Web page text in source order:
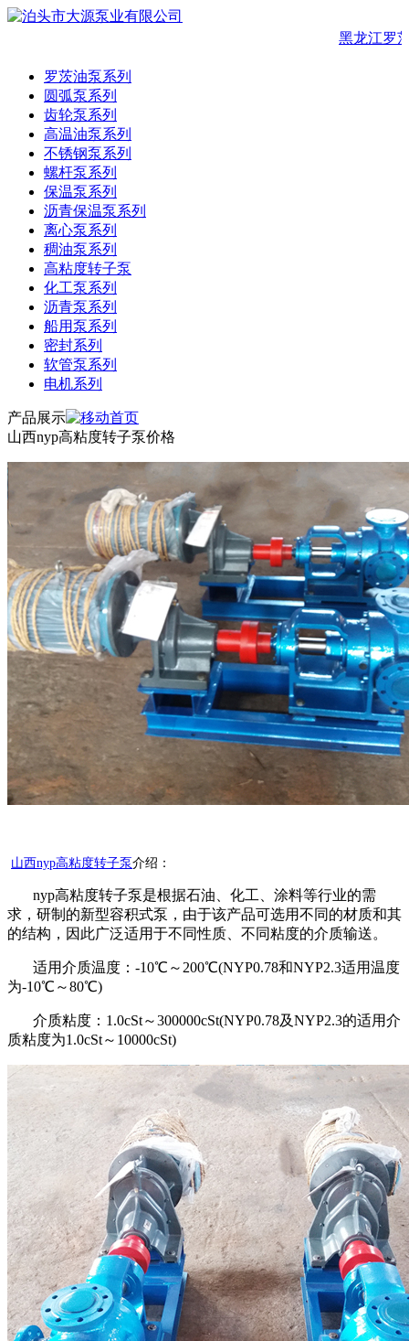
黑龙江罗
罗茨油泵系列
圆弧泵系列
齿轮泵系列
高温油泵系列
不锈钢泵系列
螺杆泵系列
保温泵系列
沥青保温泵系列
离心泵系列
稠油泵系列
高粘度转子泵
化工泵系列
沥青泵系列
船用泵系列
密封系列
软管泵系列
电机系列
产品展示
山西nyp高粘度转子泵价格
山西nyp高粘度转子泵介绍：
nyp高粘度转子泵是根据石油、化工、涂料等行业的需
求，研制的新型容积式泵，由于该产品可选用不同的材质和其
的结构，因此广泛适用于不同性质、不同粘度的介质输送。
适用介质温度： -10℃～200℃(NYP0.78和NYP2.3适用温度
为-10℃～80℃)
介质粘度： 1.0cSt～300000cSt(NYP0.78及NYP2.3的适用介
质粘度为1.0cSt～10000cSt)